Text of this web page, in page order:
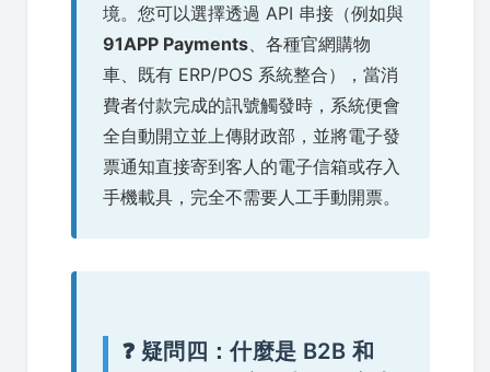
境。您可以選擇透過 API 串接（例如與
91APP Payments 、各種官網購物
車、既有 ERP/POS 系統整合），當消
費者付款完成的訊號觸發時，系統便會
全自動開立並上傳財政部，並將電子發
票通知直接寄到客人的電子信箱或存入
手機載具，完全不需要人工手動開票。
❓ 疑問四：什麼是 B2B 和